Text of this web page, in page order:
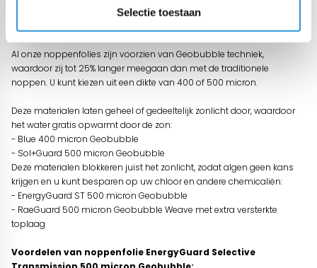
Selectie toestaan
Het is dan ook belangrijk om het zwembadzeil op het water te leggen
Al onze noppenfolies zijn voorzien van Geobubble techniek,
waardoor zij tot 25% langer meegaan dan met de traditionele
noppen. U kunt kiezen uit een dikte van 400 of 500 micron.
Deze materialen laten geheel of gedeeltelijk zonlicht door, waardoor
het water gratis opwarmt door de zon:
- Blue 400 micron Geobubble
- Sol+Guard 500 micron Geobubble
Deze materialen blokkeren juist het zonlicht, zodat algen geen kans
krijgen en u kunt besparen op uw chloor en andere chemicaliën:
- EnergyGuard ST 500 micron Geobubble
- RaeGuard 500 micron Geobubble Weave met extra versterkte
toplaag
Voordelen van noppenfolie EnergyGuard Selective